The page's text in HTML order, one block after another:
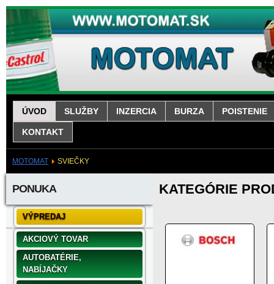
ÚVOD SLUŽBY INZERCIA BURZA POISTENIE
KONTAKT
MOTOMAT SVIEČKY
PONUKA
VÝPREDAJ
AKCIOVÝ TOVAR
AUTOBATÉRIE,
NABÍJAČKY
KATEGÓRIE